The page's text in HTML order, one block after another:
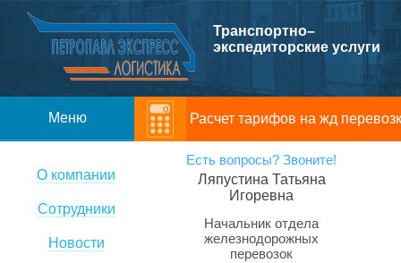
Транспортно–
экспедиторские услуги
Меню
Услуги
Консультации
Расчет тарифов на жд
О компании
Сотрудники
Новости
Есть вопросы? Звоните!
Ляпустина Татьяна
Игоревна
Начальник отдела
железнодорожных
перевозок